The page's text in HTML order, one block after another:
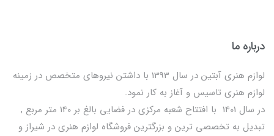
درباره ما
لوازم هنری آبتین در سال 1393 با داشتن نیروهای متخصص در زمینه
لوازم هنری تاسیس و آغاز به کار نمود.
در سال 1401 با افتتاح شعبه مرکزی در فضایی بالغ بر 140 متر مربع ,
تبدیل به تخصصی ترین و بزرگترین فروشگاه لوازم هنری در شیراز و